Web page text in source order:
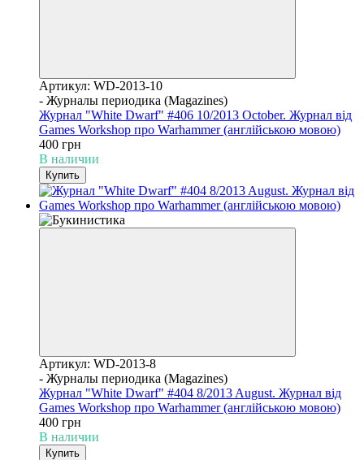
Артикул: WD-2013-10
- Журналы периодика (Magazines)
Журнал "White Dwarf" #406 10/2013 October. Журнал від
Games Workshop про Warhammer (англійською мовою)
400 грн
В наличии
Купить
Артикул: WD-2013-8
- Журналы периодика (Magazines)
Журнал "White Dwarf" #404 8/2013 August. Журнал від
Games Workshop про Warhammer (англійською мовою)
400 грн
В наличии
Купить